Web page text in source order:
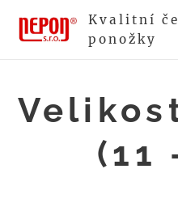
Kvalitní
ponožky
(11